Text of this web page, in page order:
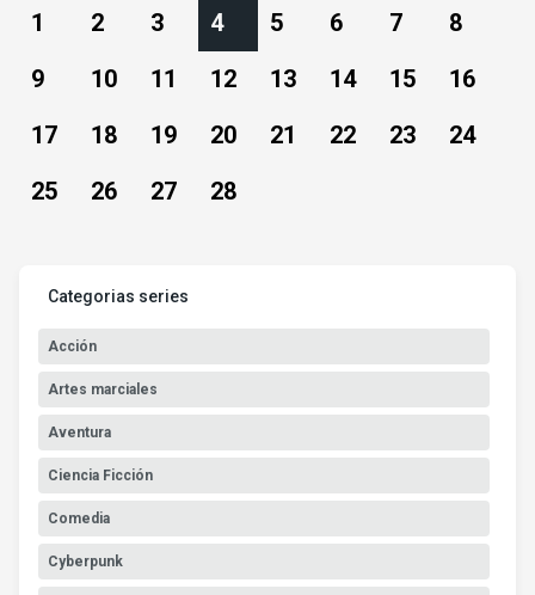
1 2 3 4 5 6 7
8
9
10 11 12 13 14 15
16
17
18 19 20 21 22 23
24
25
26 27 28
Categorias series
Acción
Artes marciales
Aventura
Ciencia Ficción
Comedia
Cyberpunk